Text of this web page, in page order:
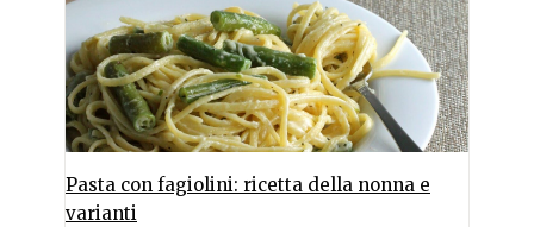
Pasta con fagiolini: ricetta della nonna e
varianti